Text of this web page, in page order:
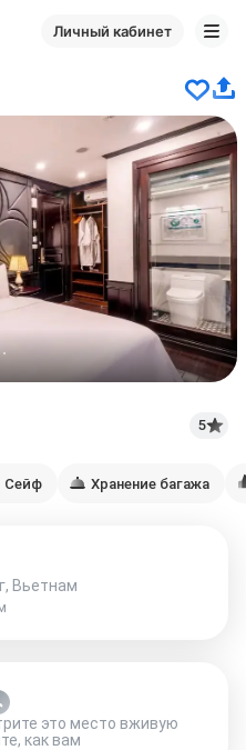
Личный кабинет
5
Сейф Хранение багажа
Вьетнам
это место вживую
как вам